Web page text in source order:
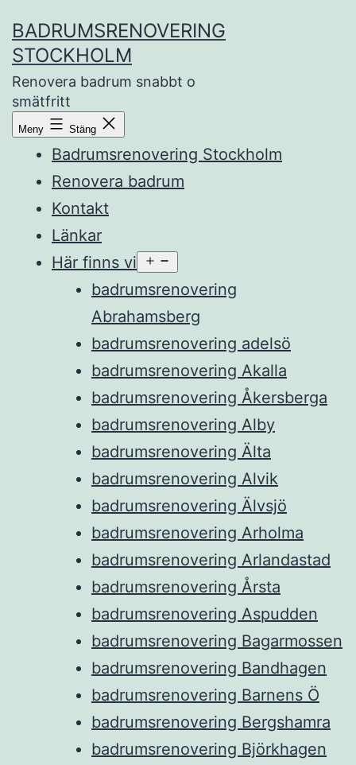
till
innehåll
BADRUMSRENOVERING
STOCKHOLM
Renovera badrum snabbt o
smätfritt
Meny Stäng
Badrumsrenovering Stockholm
Renovera badrum
Kontakt
Länkar
Här finns vi
meny
badrumsrenovering
Abrahamsberg
badrumsrenovering adelsö
badrumsrenovering Akalla
badrumsrenovering Åkersberga
badrumsrenovering Alby
badrumsrenovering Älta
badrumsrenovering Alvik
badrumsrenovering Älvsjö
badrumsrenovering Arholma
badrumsrenovering Arlandastad
badrumsrenovering Årsta
badrumsrenovering Aspudden
badrumsrenovering Bagarmossen
badrumsrenovering Bandhagen
badrumsrenovering Barnens Ö
badrumsrenovering Bergshamra
badrumsrenovering Björkhagen